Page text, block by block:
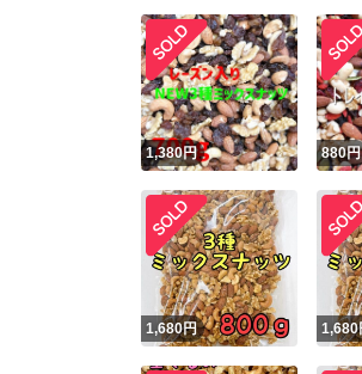
1,380円 880円
1,680円 1,680